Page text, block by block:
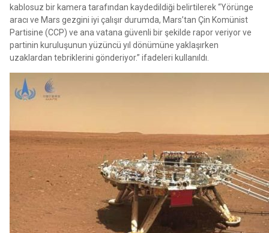
kablosuz bir kamera tarafından kaydedildiği belirtilerek “Yörünge
aracı ve Mars gezgini iyi çalışır durumda, Mars’tan Çin Komünist
Partisine (CCP) ve ana vatana güvenli bir şekilde rapor veriyor ve
partinin kuruluşunun yüzüncü yıl dönümüne yaklaşırken
uzaklardan tebriklerini gönderiyor.” ifadeleri kullanıldı.